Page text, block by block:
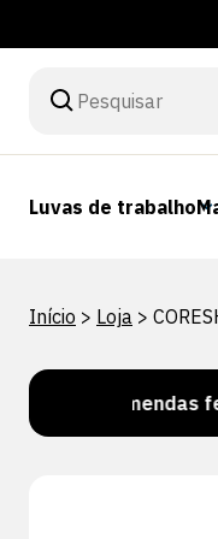
Luvas de trabalho
Início > Loja >
Encomendas feitas